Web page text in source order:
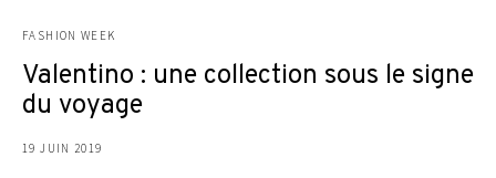
FASHION WEEK
Valentino : une collection sous le signe
du voyage
19 JUIN 2019